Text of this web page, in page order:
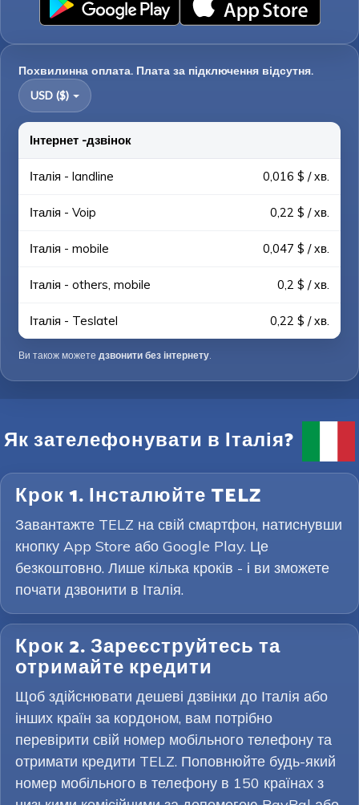
Похвилинна оплата. Плата за підключення відсутня.
USD ($)
Інтернет -дзвінок
Італія - landline 0,016 $ / хв.
Італія - Voip 0,22 $ / хв.
Італія - mobile 0,047 $ / хв.
Італія - others, mobile 0,2 $ / хв.
Італія - Teslatel 0,22 $ / хв.
Ви також можете дзвонити без інтернету.
Як зателефонувати в Італія?
Крок 1. Інсталюйте TELZ
Завантажте TELZ на свій смартфон, натиснувши
кнопку App Store або Google Play. Це
безкоштовно. Лише кілька кроків - і ви зможете
почати дзвонити в Італія.
Крок 2. Зареєструйтесь та
отримайте кредити
Щоб здійснювати дешеві дзвінки до Італія або
інших країн за кордоном, вам потрібно
перевірити свій номер мобільного телефону та
отримати кредити TELZ. Поповнюйте будь-який
номер мобільного в телефону в 150 країнах з